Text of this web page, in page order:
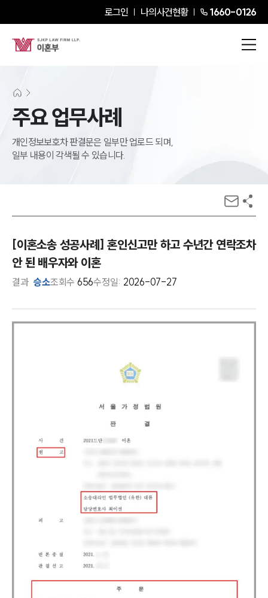
로그인 나의사건현황 1660-0126
주요 업무사례
개인정보보호차 판결문은 일부만 업로드 되며,
일부 내용이 각색될 수 있습니다.
[이혼소송 성공사례] 혼인신고만 하고 수년간 연락조차
안 된 배우자와 이혼
결과 승소조회수 656수정일: 2026-07-27